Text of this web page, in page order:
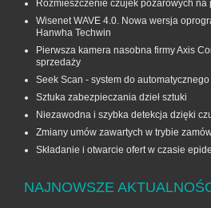
Rozmieszczenie czujek pożarowych na
Wisenet WAVE 4.0. Nowa wersja
Hanwha Techwin
Pierwsza kamera nasobna firmy Axis
sprzedaży
Seek Scan - system do
Sztuka zabezpieczania dzieł sztuki
Niezawodna i szybka detekcja dzięki
Zmiany umów zawartych w trybie
Składanie i otwarcie ofert w czasie
NAJNOWSZE